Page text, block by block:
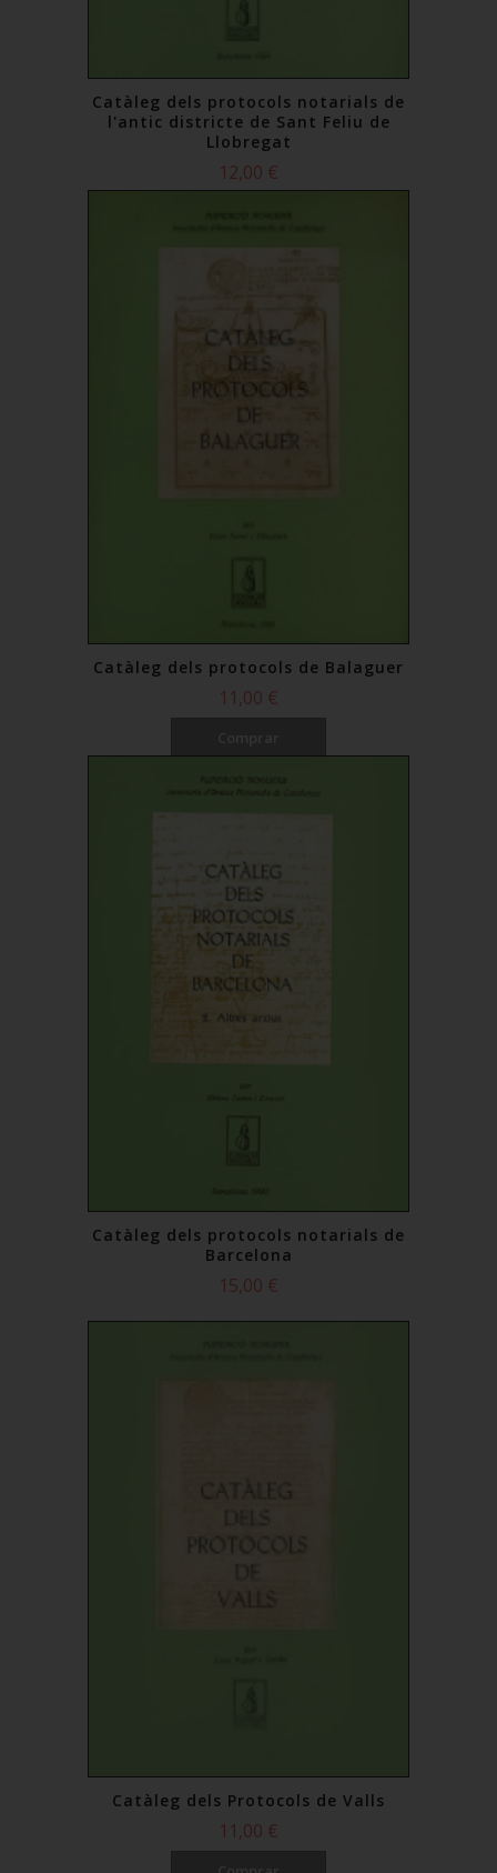
Catàleg dels protocols notarials de
l'antic districte de Sant Feliu de
Llobregat
12,00 €
Catàleg dels protocols de Balaguer
11,00 €
Catàleg dels protocols notarials de
Barcelona
15,00 €
Catàleg dels Protocols de Valls
11,00 €